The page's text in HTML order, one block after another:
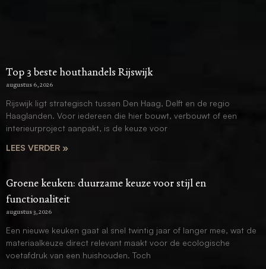
Top 3 beste houthandels Rijswijk
augustus 6, 2026
Rijswijk ligt strategisch tussen Den Haag, Delft en de regio
Haaglanden. Voor iedereen die hier bouwt, verbouwt of een
interieurproject aanpakt, is de keuze voor
LEES VERDER »
Groene keuken: duurzame keuze voor stijl en
functionaliteit
augustus 3, 2026
Een nieuwe keuken gaat al snel twintig jaar of langer mee, wat de
materiaalkeuze direct relevant maakt voor de ecologische
voetafdruk van een huishouden. Toch